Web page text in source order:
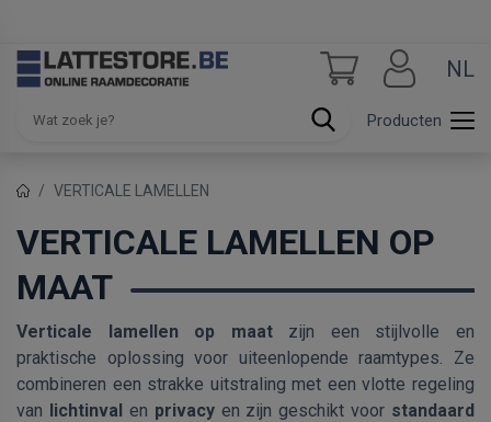
Producten
NL
VERTICALE LAMELLEN
VERTICALE LAMELLEN OP
MAAT
Verticale lamellen op maatzijn een stijlvolle en
praktische oplossing voor uiteenlopende raamtypes. Ze
combineren een strakke uitstraling met een vlotte regeling
van lichtinval en privacyen zijn geschikt voor standaard